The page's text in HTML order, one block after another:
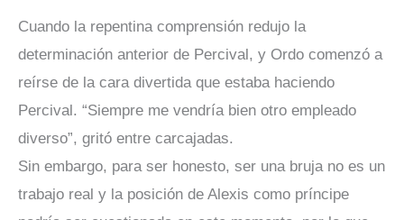
Cuando la repentina comprensión redujo la
determinación anterior de Percival, y Ordo comenzó a
reírse de la cara divertida que estaba haciendo
Percival. “Siempre me vendría bien otro empleado
diverso”, gritó entre carcajadas.
Sin embargo, para ser honesto, ser una bruja no es un
trabajo real y la posición de Alexis como príncipe